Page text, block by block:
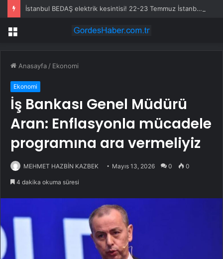
İstanbul BEDAŞ elektrik kesintisi! 22-23 Temmuz İstanbul’da elektrik kesintisi ne zaman bitecek, elektrikler ne zaman gelecek?
Menü
Anasayfa / Ekonomi
Ekonomi
İş Bankası Genel Müdürü
Aran: Enflasyonla mücadele
programına ara vermeliyiz
MEHMET HAZBİN KAZBEK Mayıs 13, 2026 0 0
4 dakika okuma süresi